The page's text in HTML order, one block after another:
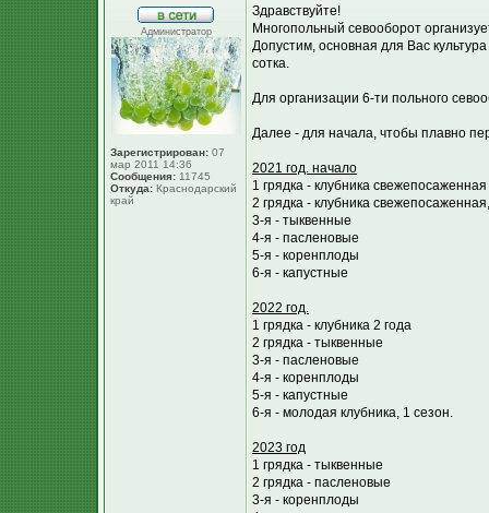
Администратор
Зарегистрирован: 07
мар 2011 14:36
Сообщения: 11745
Откуда: Краснодарский
край
Здравствуйте!
Многопольный севооборот
Допустим, основная для Вас
сотка.
Для организации 6-ти польного
Далее - для начала, чтобы плавно
2021 год. начало
1 грядка - клубника свежепосаженная
2 грядка - клубника
3-я - тыквенные
4-я - пасленовые
5-я - коренплоды
6-я - капустные
2022 год.
1 грядка - клубника 2 года
2 грядка - тыквенные
3-я - пасленовые
4-я - коренплоды
5-я - капустные
6-я - молодая клубника, 1 сезон.
2023 год
1 грядка - тыквенные
2 грядка - пасленовые
3-я - коренплоды